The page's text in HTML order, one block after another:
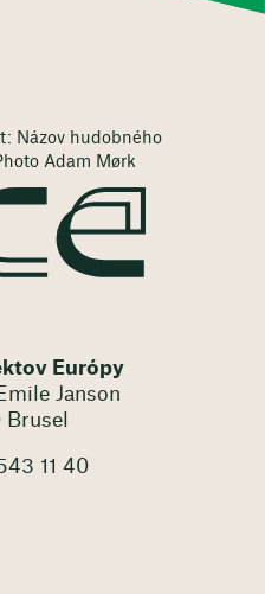
Názov hudobného
Adam Mørk
Európy
Janson
Brusel
11 40